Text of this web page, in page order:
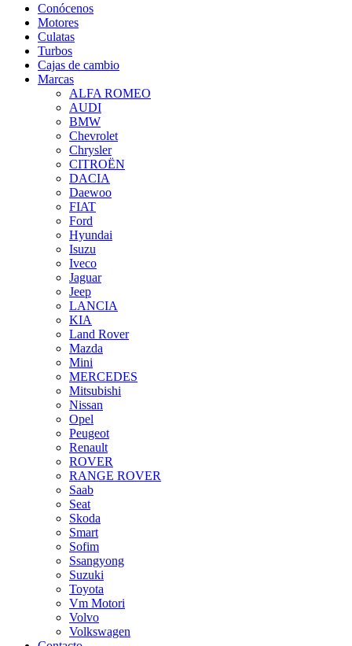
Conócenos
Motores
Culatas
Turbos
Cajas de cambio
Marcas
ALFA ROMEO
AUDI
BMW
Chevrolet
Chrysler
CITROËN
DACIA
Daewoo
FIAT
Ford
Hyundai
Isuzu
Iveco
Jaguar
Jeep
LANCIA
KIA
Land Rover
Mazda
Mini
MERCEDES
Mitsubishi
Nissan
Opel
Peugeot
Renault
ROVER
RANGE ROVER
Saab
Seat
Skoda
Smart
Sofim
Ssangyong
Suzuki
Toyota
Vm Motori
Volvo
Volkswagen